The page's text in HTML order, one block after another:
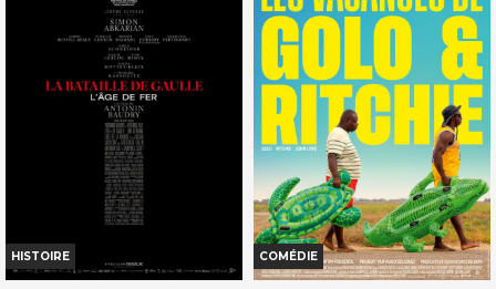
HISTOIRE COMÉDIE